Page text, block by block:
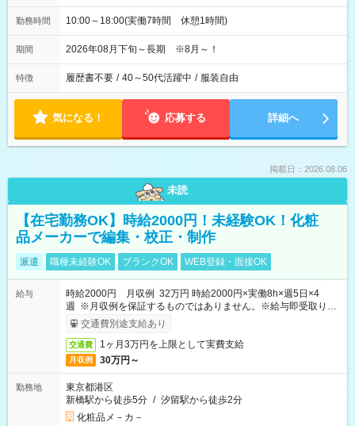
勤務時間 10:00～18:00(実働7時間 休憩1時間)
期間 2026年08月下旬～長期 ※8月～！
特徴 履歴書不要 / 40～50代活躍中 / 服装自由
気になる！ 応募する 詳細へ
掲載日：2026.08.06
未読
【在宅勤務OK】時給2000円！未経験OK！化粧
品メーカーで編集・校正・制作
派遣 職種未経験OK ブランクOK WEB登録・面接OK
給与
時給2000円 月収例 32万円 時給2000円×実働8h×週5日×4
週 ※月収例を保証するものではありません。※給与即受取りサ
ービス利用可（利用条件有）
交通費別途支給あり
交通費 1ヶ月3万円を上限として実費支給
月収例 30万円～
勤務地
東京都港区
新橋駅から徒歩5分 / 汐留駅から徒歩2分
化粧品メ－カ－